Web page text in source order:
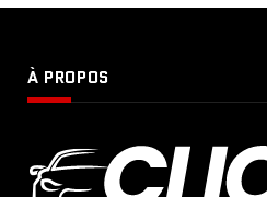
À PROPOS